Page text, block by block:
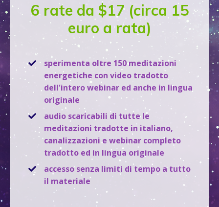
6 rate da $17 (circa 15
euro a rata)
sperimenta oltre 150 meditazioni
energetiche con video tradotto
dell'intero webinar ed anche in lingua
originale
audio scaricabili di tutte le
meditazioni tradotte in italiano,
canalizzazioni e webinar completo
tradotto ed in lingua originale
accesso senza limiti di tempo a tutto
il materiale